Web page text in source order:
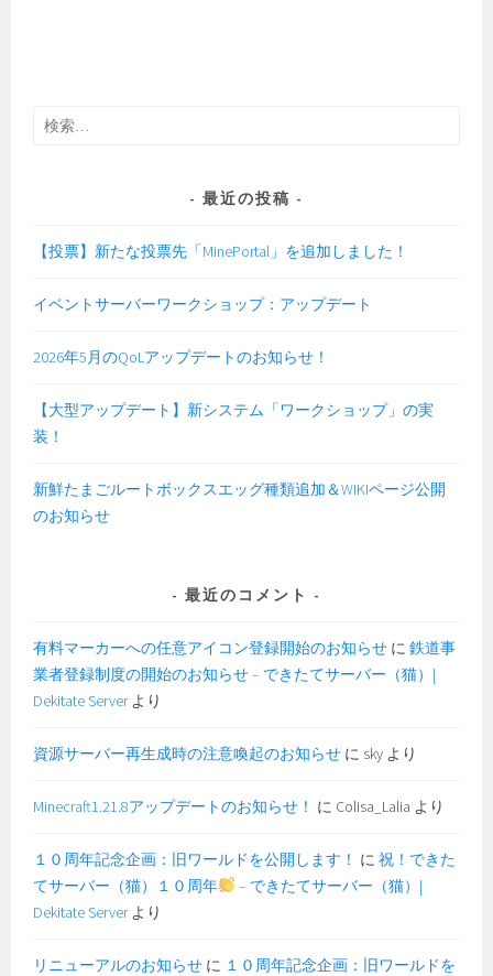
検
最近の投稿
【投票】新たな投票先「MinePortal」を追加しました！
イベントサーバーワークショップ：アップデート
2026年5月のQoLアップデートのお知らせ！
【大型アップデート】新システム「ワークショップ」の実
装！
新鮮たまごルートボックスエッグ種類追加＆WIKIページ公開
のお知らせ
最近のコメント
有料マーカーへの任意アイコン登録開始のお知らせ に鉄道事
業者登録制度の開始のお知らせ – できたてサーバー（猫）|
Dekitate Serverより
資源サーバー再生成時の注意喚起のお知らせ に sky より
Minecraft1.21.8アップデートのお知らせ！ に Colisa_Lalia より
１０周年記念企画：旧ワールドを公開します！ に祝！できた
てサーバー（猫）１０周年
– できたてサーバー（猫）|
Dekitate Serverより
リニューアルのお知らせ に １０周年記念企画：旧ワールドを